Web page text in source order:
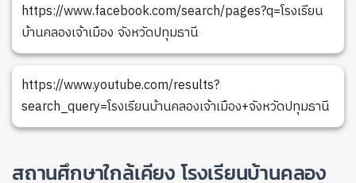
https://www.facebook.com/search/pages?q=โรงเรียน
บ้านคลองเจ้าเมือง จังหวัดปทุมธานี
https://www.youtube.com/results?
search_query=โรงเรียนบ้านคลองเจ้าเมือง+จังหวัดปทุมธานี
สถานศึกษาใกล้เคียง โรงเรียนบ้านคลอง